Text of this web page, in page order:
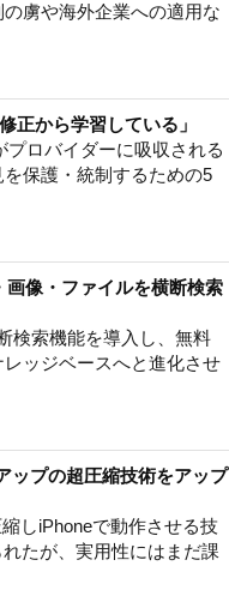
虜や海外企業への適用な
正から学習している」
ロバイダーに吸収される
保護・統制するための5
像・ファイルを横断検索
検索機能を導入し、無料
ッジベースへと進化させ
ップの超圧縮技術をアップ
しiPhoneで動作させる技
たが、実用性にはまだ課